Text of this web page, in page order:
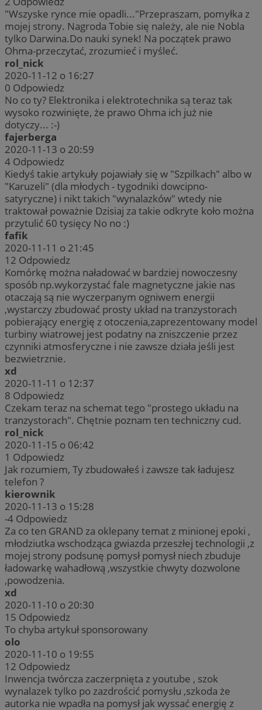
"Wszyske rynce mie opadli..."Przepraszam, pomyłka z
mojej strony. Nagroda Tobie się należy, ale nie Nobla
tylko Darwina.Do nauki synek! Na początek prawo
Ohma-przeczytać, zrozumieć i myśleć.
rol_nick
2020-11-12 o 16:27
0 Odpowiedz
No co ty? Elektronika i elektrotechnika są teraz tak
wysoko rozwinięte, że prawo Ohma ich już nie
dotyczy... :-)
fajerberga
2020-11-13 o 20:59
4 Odpowiedz
Kiedyś takie artykuły pojawiały się w "Szpilkach" albo w
"Karuzeli" (dla młodych - tygodniki dowcipno-
satyryczne) i nikt takich "wynalazków" wtedy nie
traktował poważnie Dzisiaj za takie odkryte koło można
przytulić 60 tysięcy No no :)
fafik
2020-11-11 o 21:45
12 Odpowiedz
Komórkę można naładować w bardziej nowoczesny
sposób np.wykorzystać fale magnetyczne jakie nas
otaczają są nie wyczerpanym ogniwem energii
,wystarczy zbudować prosty układ na tranzystorach
pobierający energię z otoczenia,zaprezentowany model
turbiny wiatrowej jest podatny na zniszczenie przez
czynniki atmosferyczne i nie zawsze działa jeśli jest
bezwietrznie.
xd
2020-11-11 o 12:37
8 Odpowiedz
Czekam teraz na schemat tego "prostego układu na
tranzystorach". Chętnie poznam ten techniczny cud.
rol_nick
2020-11-15 o 06:42
1 Odpowiedz
Jak rozumiem, Ty zbudowałeś i zawsze tak ładujesz
telefon ?
kierownik
2020-11-13 o 15:28
-4 Odpowiedz
Za co ten GRAND za oklepany temat z minionej epoki ,
młodziutka wschodząca gwiazda przeszłej technologii ,z
mojej strony podsunę pomysł pomysł niech zbuduje
ładowarkę wahadłową ,wszystkie chwyty dozwolone
,powodzenia.
xd
2020-11-10 o 20:30
15 Odpowiedz
To chyba artykuł sponsorowany
olo
2020-11-10 o 19:55
12 Odpowiedz
Inwencja twórcza zaczerpnięta z youtube , szok
wynalazek tylko po zazdrościć pomysłu ,szkoda że
autorka nie wpadła na pomysł jak wyssać energię z